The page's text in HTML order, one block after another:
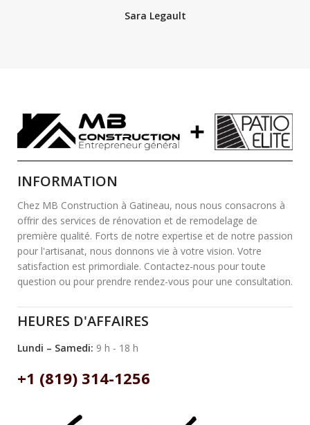
Sara Legault
INFORMATION
Chez MB Construction à Gatineau, nous nous consacrons à
offrir des services de rénovation et de remodelage de
première qualité. Forts de notre expertise et de notre passion
pour l'artisanat, nous donnons vie à votre vision. Votre
satisfaction est primordiale. Contactez-nous pour toute
question ou pour prendre rendez-vous pour une consultation.
HEURES D'AFFAIRES
Lundi – Samedi: 9 h - 18 h
+1 (819) 314-1256